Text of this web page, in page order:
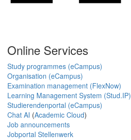
Online Services
Study programmes (eCampus)
Organisation (eCampus)
Examination management (FlexNow)
Learning Management System (Stud.IP)
Studierendenportal (eCampus)
Chat AI (Academic Cloud)
Job announcements
Jobportal Stellenwerk